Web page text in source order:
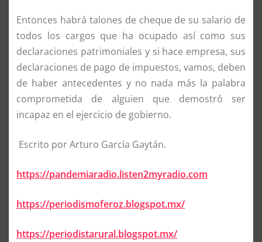
Entonces habrá talones de cheque de su salario de
todos los cargos que ha ocupado así como sus
declaraciones patrimoniales y si hace empresa, sus
declaraciones de pago de impuestos, vamos, deben
de haber antecedentes y no nada más la palabra
comprometida de alguien que demostró ser
incapaz en el ejercicio de gobierno.
Escrito por Arturo García Gaytán.
https://pandemiaradio.listen2myradio.com
https://periodismoferoz.blogspot.mx/
https://periodistarural.blogspot.mx/